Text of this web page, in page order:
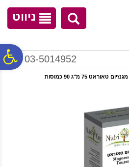
נגישות
ניווט
03-5014952